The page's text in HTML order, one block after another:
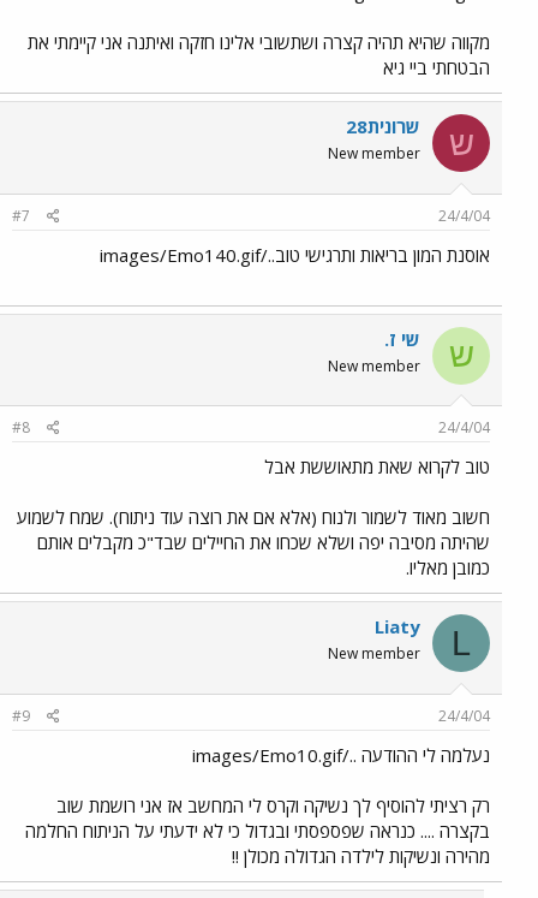
מקווה שהיא תהיה קצרה ושתשובי אלינו חזקה ואיתנה אני קיימתי את
הבטחתי ביי גיא
ש שרונית28
New member
24/4/04
#7
אוסנת המון בריאות ותרגישי טוב../images/Emo140.gif
ש שי ז.
New member
24/4/04
#8
טוב לקרוא שאת מתאוששת אבל
חשוב מאוד לשמור ולנוח (אלא אם את רוצה עוד ניתוח). שמח לשמוע
שהיתה מסיבה יפה ושלא שכחו את החיילים שבד"כ מקבלים אותם
כמובן מאליו.
L
Liaty
New member
24/4/04
#9
נעלמה לי ההודעה ../images/Emo10.gif
רק רציתי להוסיף לך נשיקה וקרס לי המחשב אז אני רושמת שוב
בקצרה .... כנראה שפספסתי ובגדול כי לא ידעתי על הניתוח החלמה
מהירה ונשיקות לילדה הגדולה מכולן !!